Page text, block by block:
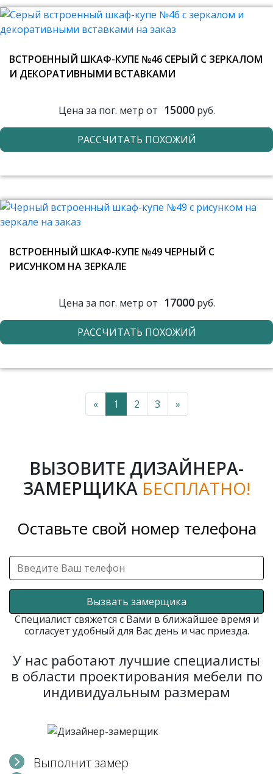
ВСТРОЕННЫЙ ШКАФ-КУПЕ №46 СЕРЫЙ С ЗЕРКАЛОМ
И ДЕКОРАТИВНЫМИ ВСТАВКАМИ
Цена за пог. метр от 15000руб.
РАССЧИТАТЬ ПОХОЖИЙ
ВСТРОЕННЫЙ ШКАФ-КУПЕ №49 ЧЕРНЫЙ С
РИСУНКОМ НА ЗЕРКАЛЕ
Цена за пог. метр от 17000руб.
РАССЧИТАТЬ ПОХОЖИЙ
« 1 2 3 »
ВЫЗОВИТЕ ДИЗАЙНЕРА-
ЗАМЕРЩИКА БЕСПЛАТНО!
Оставьте свой номер телефона
Вызвать замерщика
Специалист свяжется с Вами в ближайшее время и
согласует удобный для Вас день и час приезда.
У нас работают лучшие специалисты
в области проектирования мебели по
индивидуальным размерам
Выполнит замер